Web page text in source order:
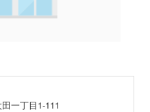
一丁目1-111